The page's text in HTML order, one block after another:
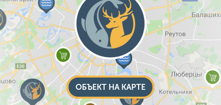
ОБЪЕКТ НА КАРТЕ